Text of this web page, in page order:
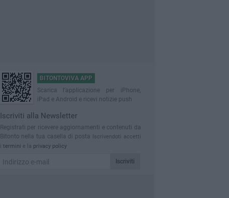
BITONTOVIVA APP
Scarica l'applicazione per iPhone,
iPad e Android e ricevi notizie push
Iscriviti alla Newsletter
Registrati per ricevere aggiornamenti e contenuti da
Bitonto nella tua casella di posta Iscrivendoti accetti
i termini e la privacy policy
Iscriviti